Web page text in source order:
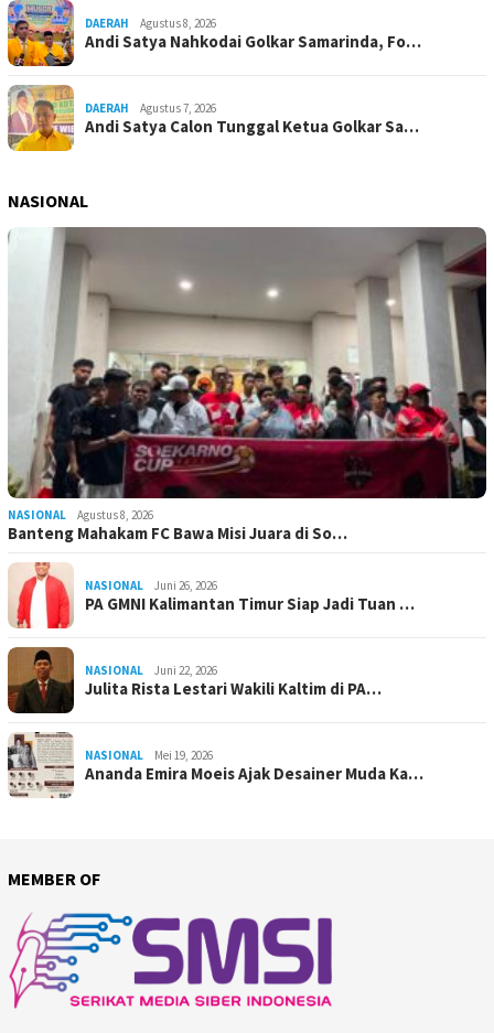
DAERAH Agustus 8, 2026
Andi Satya Nahkodai Golkar Samarinda, Fo…
DAERAH Agustus 7, 2026
Andi Satya Calon Tunggal Ketua Golkar Sa…
NASIONAL
NASIONAL Agustus 8, 2026
Banteng Mahakam FC Bawa Misi Juara di So…
NASIONAL Juni 26, 2026
PA GMNI Kalimantan Timur Siap Jadi Tuan …
NASIONAL Juni 22, 2026
Julita Rista Lestari Wakili Kaltim di PA…
NASIONAL Mei 19, 2026
Ananda Emira Moeis Ajak Desainer Muda Ka…
MEMBER OF